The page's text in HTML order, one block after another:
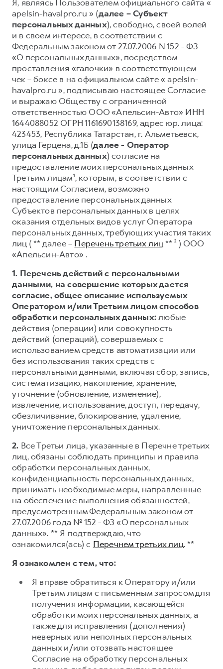
H7
от 3 799 000 ₽
H9
от 4 799 000 ₽
Тест-драйв
Трейд-ин
КРЕДИТ И СТРАХОВАНИЕ
Кредитный калькулятор
Страхование
Кредит
КОРПОРАТИВНЫМ КЛИЕНТАМ
Для малого бизнеса
Корпоративным клиентам
Крупным корпоративным клиентам
Система управления автопарком
Сервис для корпоративных клиентов
HAVAL Лизинг
АКСЕССУАРЫ HAVAL
Автомобильные аксессуары
Коллекция PRO
Коллекция Базовая
Коллекция Детская
СЕРВИСНОЕ ОБСЛУЖИВАНИЕ
Нулевое ТО
Программа «Помощь на дороге»
Регламенты технического обслуживания
Электронный ПТС
ПОДДЕРЖКА
GWM Безопасность
Гарантия HAVAL
Мобильное приложение GWM
Программа «HAVAL Защита+»
Руководства по эксплуатации
Подписки
АКСЕССУАРЫ HAVAL
Автомобильные аксессуары
Коллекция PRO
Коллекция Базовая
Коллекция Детская
О дилере
Наша команда
Контакты
Я, являясь Пользователем официального сайта «
apelsin-havalpro.ru » (далее – Субъект
персональных данных), свободно, своей волей
и в своем интересе, в соответствии с
Федеральным законом от 27.07.2006 N 152 - ФЗ
«О персональных данных», посредством
проставления «галочки» в соответствующем
чек – боксе в на официальном сайте « apelsin-
havalpro.ru », подписываю настоящее Согласие
и выражаю Обществу с ограниченной
ответственностью ООО «Апельсин-Авто» ИНН
1644088052 ОГРН 1161690138169, адрес юр. лица:
423453, Республика Татарстан, г. Альметьевск,
улица Герцена, д.1Б (далее - Оператор
персональных данных) согласие на
предоставление моих персональных данных
Третьим лицам¹, которым, в соответствии с
настоящим Согласием, возможно
предоставление персональных данных
Субъектов персональных данных в целях
оказания отдельных видов услуг Оператора
персональных данных, требующих участия таких
лиц ( ** далее – Перечень третьих лиц** ² ) ООО
«Апельсин-Авто» .
1. Перечень действий с персональными
данными, на совершение которых дается
согласие, общее описание используемых
Оператором и/или Третьим лицом способов
обработки персональных данных:любые
действия (операции) или совокупность
действий (операций), совершаемых с
использованием средств автоматизации или
без использования таких средств с
персональными данными, включая сбор, запись,
систематизацию, накопление, хранение,
уточнение (обновление, изменение),
извлечение, использование, доступ, передачу,
обезличивание, блокирование, удаление,
уничтожение персональных данных.
2. Все Третьи лица, указанные в Перечне третьих
лиц, обязаны соблюдать принципы и правила
обработки персональных данных,
конфиденциальность персональных данных,
принимать необходимые меры, направленные
на обеспечение выполнения обязанностей,
предусмотренным Федеральным законом от
27.07.2006 года № 152 - ФЗ «О персональных
данных». ** Я подтверждаю, что
ознакомился(ась) с Перечнем третьих лиц. **
Я ознакомлен с тем, что:
Я вправе обратиться к Оператору и/или
Третьим лицам с письменным запросом для
получения информации, касающейся
обработки моих персональных данных, а
также для исправления (дополнения)
неверных или неполных персональных
данных и/или отозвать настоящее
Согласие на обработку персональных